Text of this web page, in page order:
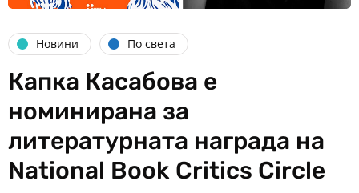
Новини По света
Капка Касабова е
номинирана за
литературната награда на
National Book Critics Circle